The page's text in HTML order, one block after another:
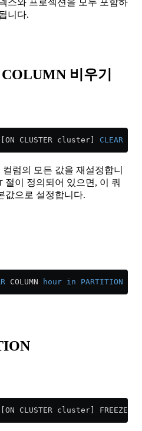
스와 프로젝션을 모두 포함하
니다.
비우기
CLUSTER cluster] CLEAR
럼의 모든 값을 재설정합니
절이 정의되어 있으면, 이 쿼
값으로 설정합니다.
COLUMN hour in PARTITION
CLUSTER cluster] FREEZE